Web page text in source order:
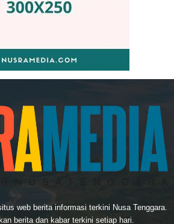
web berita informasi terkini Nusa Tenggara.
berita dan kabar terkini setiap hari.